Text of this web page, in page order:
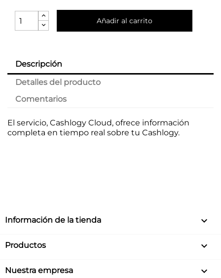
Añadir al carrito
Descripción
Detalles del producto
Comentarios
El servicio, Cashlogy Cloud, ofrece información
completa en tiempo real sobre tu Cashlogy.
Información de la tienda keyboard_arrow_down
Productos 
Nuestra empresa 